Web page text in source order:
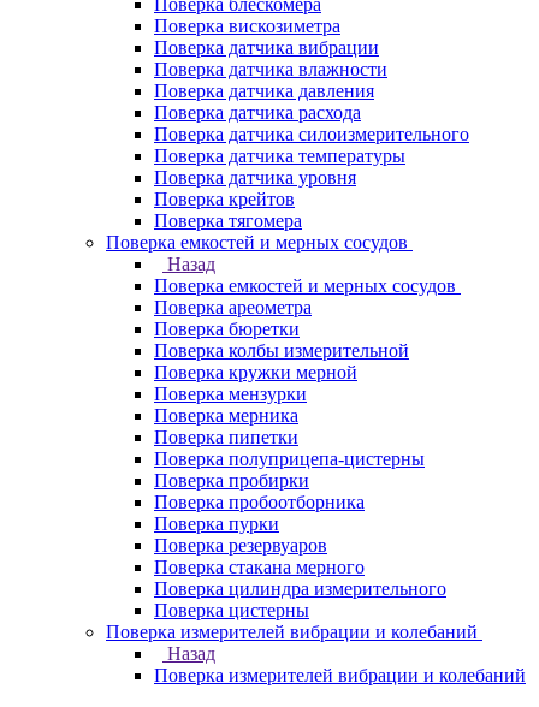
Поверка блескомера
Поверка вискозиметра
Поверка датчика вибрации
Поверка датчика влажности
Поверка датчика давления
Поверка датчика расхода
Поверка датчика силоизмерительного
Поверка датчика температуры
Поверка датчика уровня
Поверка крейтов
Поверка тягомера
Поверка емкостей и мерных сосудов
Назад
Поверка емкостей и мерных сосудов
Поверка ареометра
Поверка бюретки
Поверка колбы измерительной
Поверка кружки мерной
Поверка мензурки
Поверка мерника
Поверка пипетки
Поверка полуприцепа-цистерны
Поверка пробирки
Поверка пробоотборника
Поверка пурки
Поверка резервуаров
Поверка стакана мерного
Поверка цилиндра измерительного
Поверка цистерны
Поверка измерителей вибрации и колебаний
Назад
Поверка измерителей вибрации и колебаний